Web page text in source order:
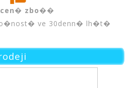
zbo��
ve 30denn� lh�t�